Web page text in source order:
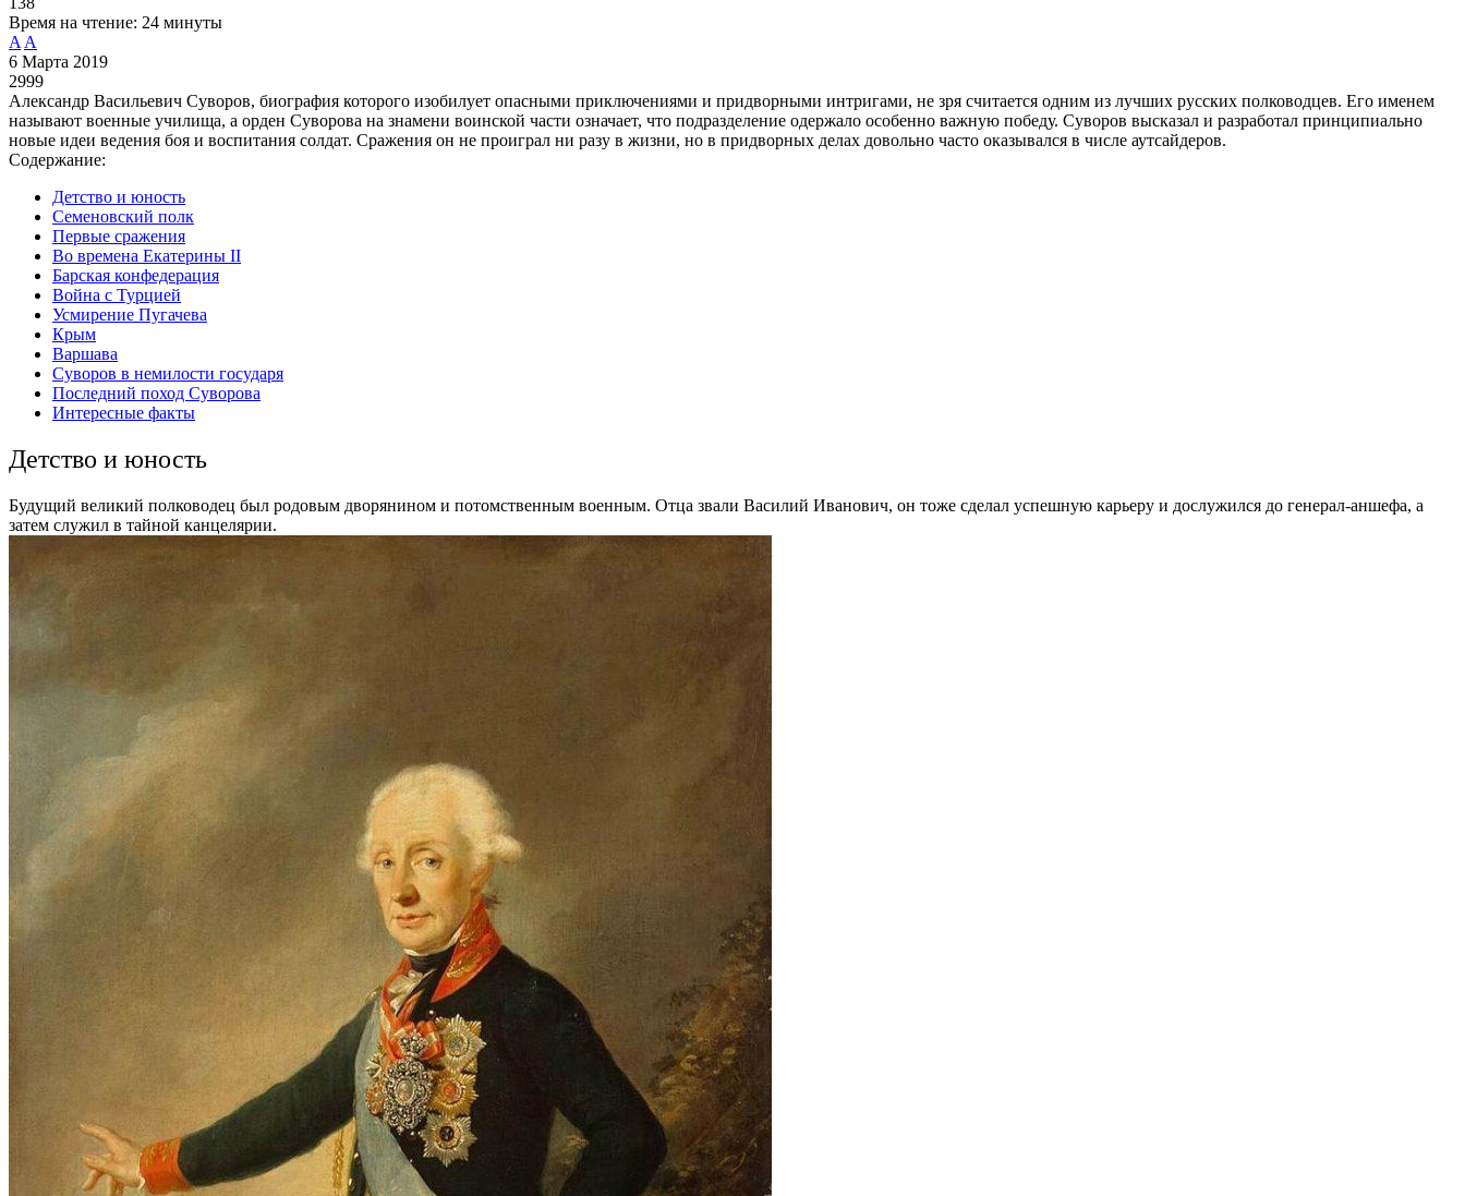
Время на чтение: 24 минуты
A A
6 Марта 2019
2999
Александр Васильевич Суворов, биография которого изобилует опасными приключениями и придворными интригами, не зря считается одним из лучших русских полководцев. Его именем
называют военные училища, а орден Суворова на знамени воинской части означает, что подразделение одержало особенно важную победу. Суворов высказал и разработал принципиально
новые идеи ведения боя и воспитания солдат. Сражения он не проиграл ни разу в жизни, но в придворных делах довольно часто оказывался в числе аутсайдеров.
Содержание:
Детство и юность
Семеновский полк
Первые сражения
Во времена Екатерины II
Барская конфедерация
Война с Турцией
Усмирение Пугачева
Крым
Варшава
Суворов в немилости государя
Последний поход Суворова
Интересные факты
Детство и юность
Будущий великий полководец был родовым дворянином и потомственным военным. Отца звали Василий Иванович, он тоже сделал успешную карьеру и дослужился до генерал-аншефа, а
затем служил в тайной канцелярии.